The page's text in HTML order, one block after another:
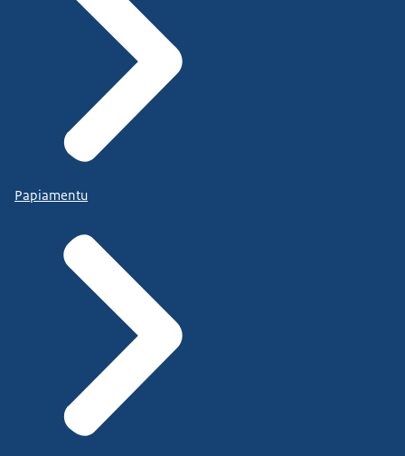
Papiamentu